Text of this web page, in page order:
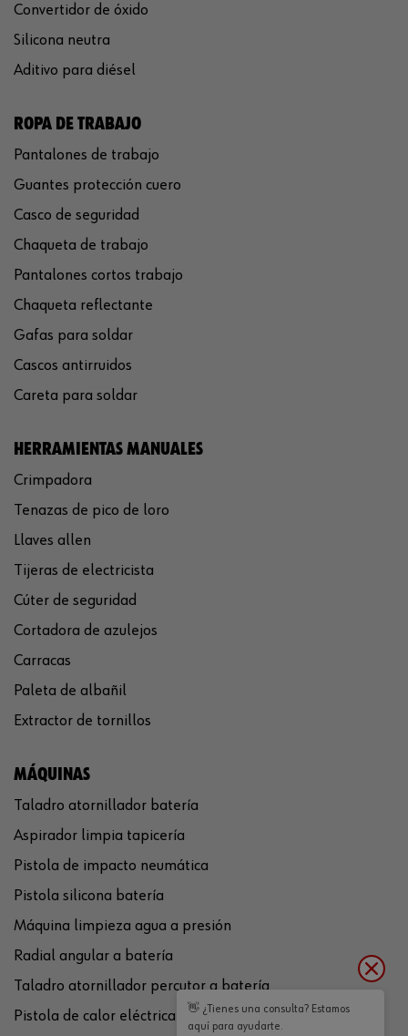
Convertidor de óxido
Silicona neutra
Aditivo para diésel
ROPA DE TRABAJO
Pantalones de trabajo
Guantes protección cuero
Casco de seguridad
Chaqueta de trabajo
Pantalones cortos trabajo
Chaqueta reflectante
Gafas para soldar
Cascos antirruidos
Careta para soldar
HERRAMIENTAS MANUALES
Crimpadora
Tenazas de pico de loro
Llaves allen
Tijeras de electricista
Cúter de seguridad
Cortadora de azulejos
Carracas
Paleta de albañil
Extractor de tornillos
MÁQUINAS
Taladro atornillador batería
Aspirador limpia tapicería
Pistola de impacto neumática
Pistola silicona batería
Máquina limpieza agua a presión
Radial angular a batería
Taladro atornillador percutor a batería
Pistola de calor eléctrica
👋 ¿Tienes una consulta? Estamos
aquí para ayudarte.